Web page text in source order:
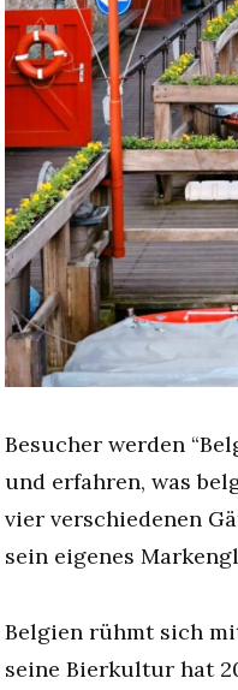
Besucher werden
und erfahren, was
vier verschiedenen
sein eigenes
Belgien rühmt sich
seine Bierkultur hat